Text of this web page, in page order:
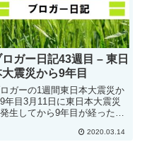
ロガー日記43週目 – 東日
震災から9年目
ガーの1週間東日本大震災か
年目3月11日に東日本大震災
生してから9年目が経った。
すが、日本人である私たちは3
2020.03.14